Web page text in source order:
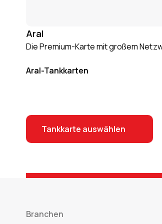
Aral
Die Premium-Karte mit großem
Aral-Tankkarten
Tankkarte auswählen
Branchen